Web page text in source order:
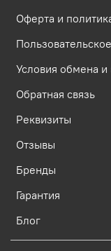
Оферта и
Условия обмена и
Обратная связь
Реквизиты
Отзывы
Бренды
Гарантия
Блог